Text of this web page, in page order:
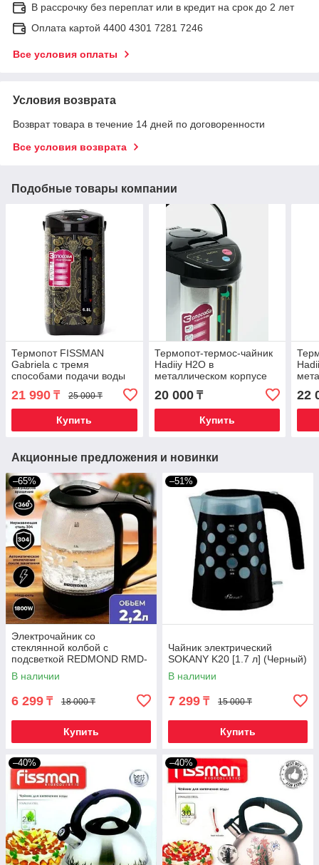
В рассрочку без переплат или в кредит на срок до 2 лет
Оплата картой 4400 4301 7281 7246
Все условия оплаты
Условия возврата
Возврат товара в течение 14 дней по договоренности
Все условия возврата
Подобные товары компании
Термопот FISSMAN
Gabriela с тремя
способами подачи воды
(Черный в золоте / 6,8
литров)
21 990 ₸ 25 000 ₸
Купить
Термопот-термос-чайник
Hadiiy H2O в
металлическом корпусе
(4,8 литров)
20 000₸
Купить
22
Акционные предложения и новинки
–65%
Электрочайник со
стеклянной колбой с
подсветкой REDMOND RMD-
7079 {1800Вт, 2,2 л}
В наличии
6 299 ₸ 18 000 ₸
Купить
–51%
Чайник электрический
SOKANY K20 [1.7 л] (Черный)
В наличии
7 299 ₸ 15 000 ₸
Купить
–40% –40%